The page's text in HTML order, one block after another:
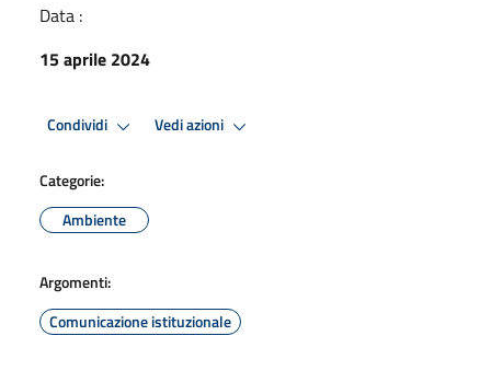
Data :
15 aprile 2024
Condividi Vedi azioni
Categorie:
Ambiente
Argomenti:
Comunicazione istituzionale